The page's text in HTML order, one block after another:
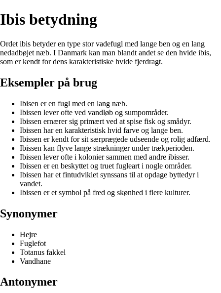
Ibis betydning
Ordet ibis betyder en type stor vadefugl med lange ben og en lang
nedadbøjet næb. I Danmark kan man blandt andet se den hvide ibis,
som er kendt for dens karakteristiske hvide fjerdragt.
Eksempler på brug
Ibisen er en fugl med en lang næb.
Ibissen lever ofte ved vandløb og sumpområder.
Ibissen ernærer sig primært ved at spise fisk og smådyr.
Ibissen har en karakteristisk hvid farve og lange ben.
Ibissen er kendt for sit særprægede udseende og rolig adfærd.
Ibissen kan flyve lange strækninger under trækperioden.
Ibissen lever ofte i kolonier sammen med andre ibisser.
Ibissen er en beskyttet og truet fugleart i nogle områder.
Ibissen har et fintudviklet synssans til at opdage byttedyr i
vandet.
Ibissen er et symbol på fred og skønhed i flere kulturer.
Synonymer
Hejre
Fuglefot
Totanus fakkel
Vandhane
Antonymer